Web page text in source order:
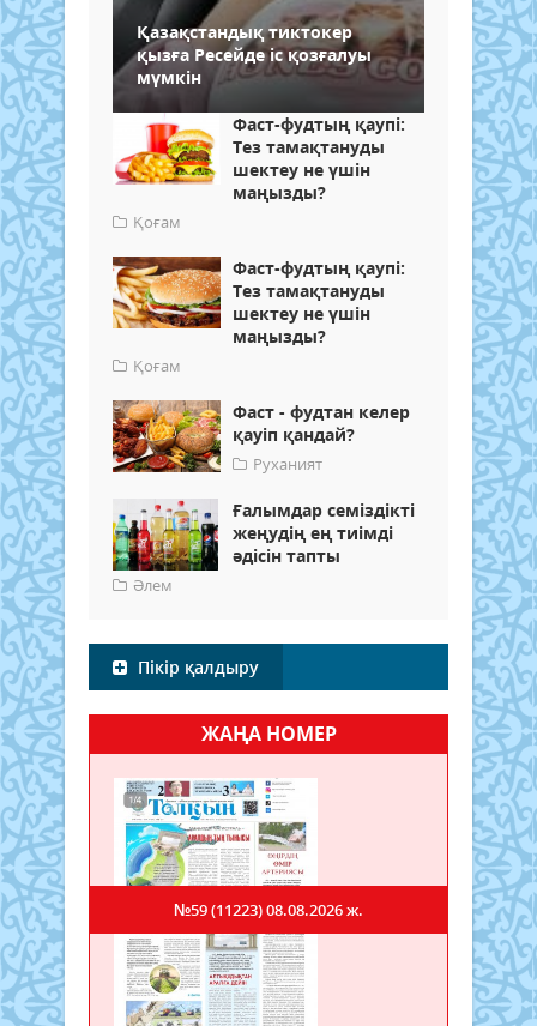
Қазақстандық тиктокер
қызға Ресейде іс қозғалуы
мүмкін
Фаст-фудтың қаупі:
Тез тамақтануды
шектеу не үшін
маңызды?
Қоғам
Фаст-фудтың қаупі:
Тез тамақтануды
шектеу не үшін
маңызды?
Қоғам
Фаст - фудтан келер
қауіп қандай?
Руханият
Ғалымдар семіздікті
жеңудің ең тиімді
әдісін тапты
Әлем
Пікір қалдыру
ЖАҢА НОМЕР
№59 (11223)08.08.2026 ж.